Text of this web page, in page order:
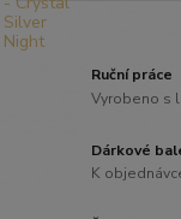
Ruční práce
Vyrobeno s
Dárkové
K